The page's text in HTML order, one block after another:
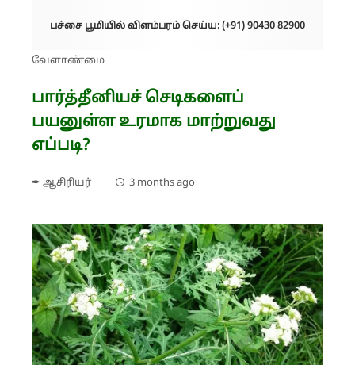
பச்சை பூமியில் விளம்பரம் செய்ய: (+91) 90430 82900
வேளாண்மை
பார்த்தீனியச் செடிகளைப்
பயனுள்ள உரமாக மாற்றுவது
எப்படி?
✒ ஆசிரியர் 3 months ago